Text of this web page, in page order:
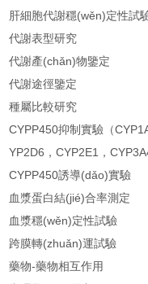
肝細胞代謝穩(wěn)定性試驗（
代謝表型研究
代謝產(chǎn)物鑒定
代謝途徑鑒定
種屬比較研究
CYPP450抑制實驗（CYP1A2
YP2D6，CYP2E1，
CYPP450誘導(dǎo)實驗
血漿蛋白結(jié)合率測定
血漿穩(wěn)定性試驗
跨膜轉(zhuǎn)運試驗
藥物-藥物相互作用